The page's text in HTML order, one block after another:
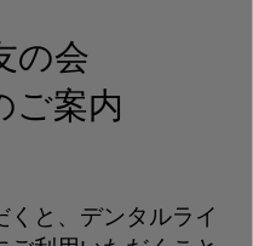
の会
ご案内
と、デンタルライ